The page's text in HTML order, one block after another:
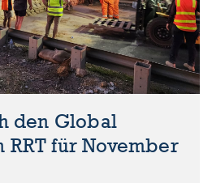
den Global
RRT für November